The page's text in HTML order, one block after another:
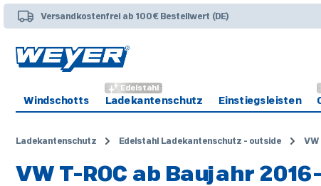
Hauptinhalt springen
Zur Suche springen
Zur Hauptnavigation springen
Versandkostenfrei ab 100€ Bestellwert (DE)
Windschotts Ladekantenschutz
Edelstahl
Einstiegsleisten
Ladekantenschutz Edelstahl Ladekantenschutz - outside VW
VW T-ROC ab Baujahr